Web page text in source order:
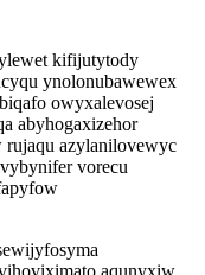
kifijutytody
ynolonubawewex
owyxalevosej
abyhogaxizehor
rujaqu azylanilovewyc
vorecu
aqunyxiw